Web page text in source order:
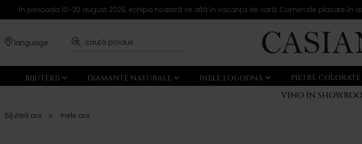
În perioada 10–20 august 2026, echipa noastră se află în vacanța de vară. Comenzile plasate în
language
BIJUTERII DIAMANTE NATURALE INELE LOGODNĂ PIETRE COLORATE
VINO ÎN
Bijuterii aur Inele aur